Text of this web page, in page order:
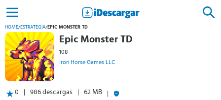
HOME/ESTRATEGIA/ EPIC MONSTER TD
Epic Monster TD
108
Iron Horse Games LLC
0 986 descargas 62 MB